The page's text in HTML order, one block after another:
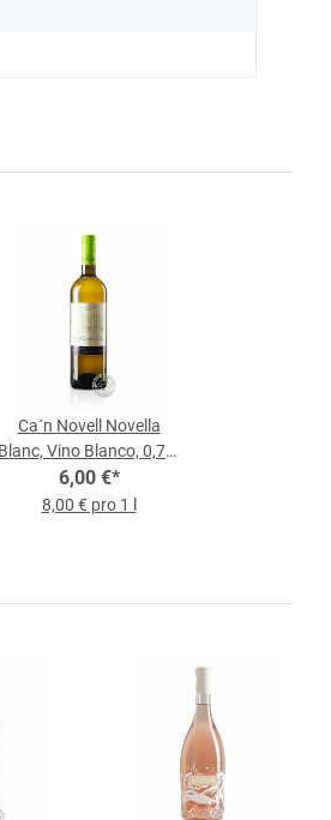
Ca´n Novell Novella
Blanc, Vino Blanco, 0,75-
l-Flasche
6,00 €*
8,00 € pro 1 l